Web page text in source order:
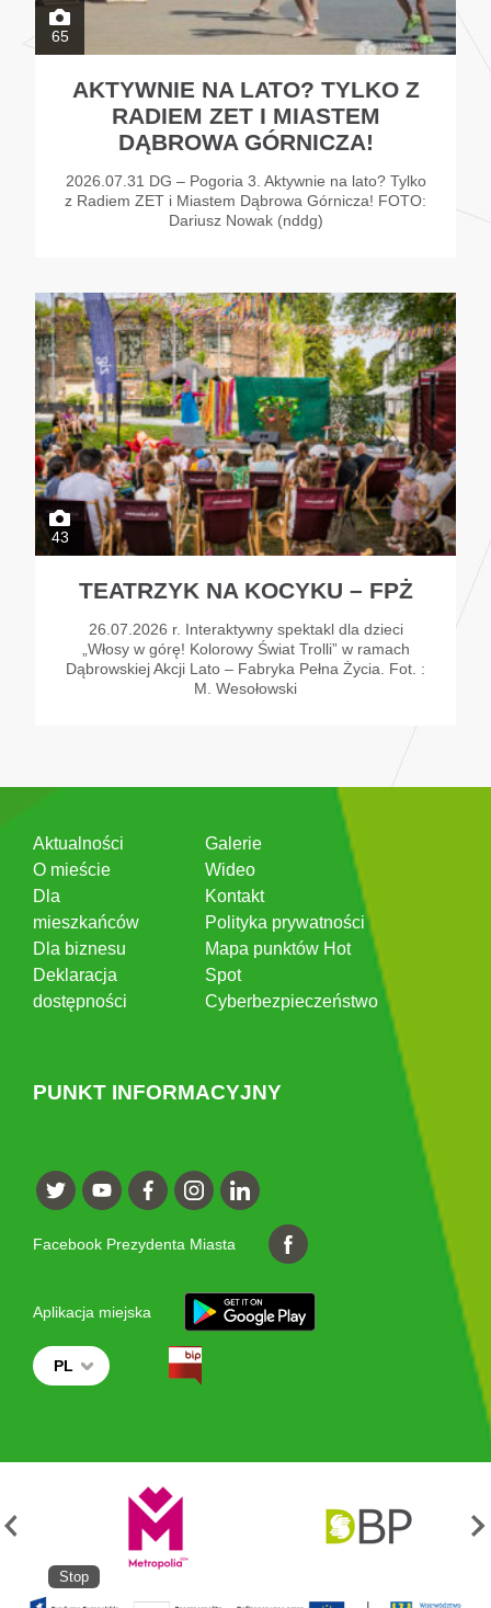
65
AKTYWNIE NA LATO? TYLKO Z
RADIEM ZET I MIASTEM
DĄBROWA GÓRNICZA!
2026.07.31 DG – Pogoria 3. Aktywnie na lato? Tylko
z Radiem ZET i Miastem Dąbrowa Górnicza! FOTO:
Dariusz Nowak (nddg)
43
TEATRZYK NA KOCYKU – FPŻ
26.07.2026 r. Interaktywny spektakl dla dzieci
„Włosy w górę! Kolorowy Świat Trolli” w ramach
Dąbrowskiej Akcji Lato – Fabryka Pełna Życia. Fot. :
M. Wesołowski
Aktualności
O mieście
Dla
mieszkańców
Dla biznesu
Deklaracja
dostępności
Galerie
Wideo
Kontakt
Polityka prywatności
Mapa punktów Hot
Spot
Cyberbezpieczeństwo
PUNKT INFORMACYJNY
Facebook Prezydenta Miasta
Aplikacja miejska
PL
Stop